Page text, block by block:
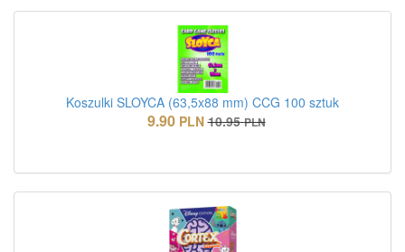
Koszulki SLOYCA (63,5x88 mm) CCG 100 sztuk
9.90 PLN 10.95 PLN